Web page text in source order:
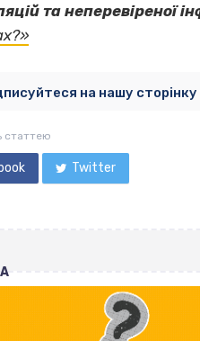
та неперевіреної
на нашу
статтею
Twitter